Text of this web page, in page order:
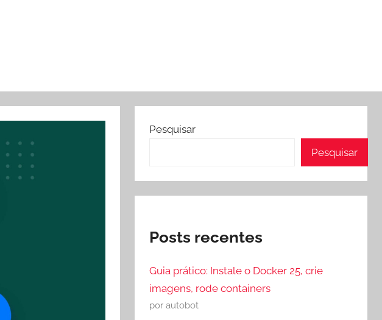
Pesquisar
Pesquisar
Posts recentes
Guia prático: Instale o Docker 25, crie
imagens, rode containers
por autobot